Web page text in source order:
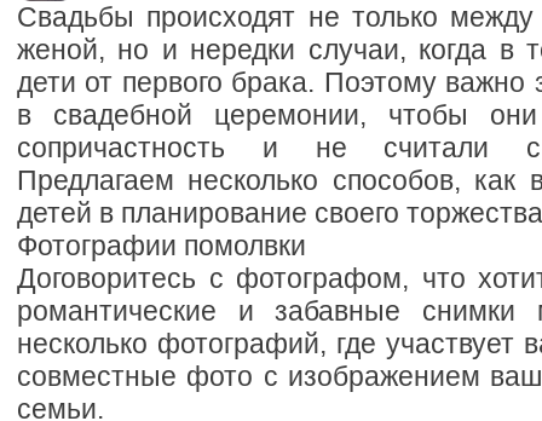
Свадьбы происходят не только
женой, но и нередки случаи, когда в
дети от первого брака. Поэтому важно
в свадебной церемонии, чтобы
сопричастность и не считали
Предлагаем несколько способов, как
детей в планирование своего
Фотографии помолвки
Договоритесь с фотографом, что
романтические и забавные
несколько фотографий, где участвует
совместные фото с изображением
семьи.